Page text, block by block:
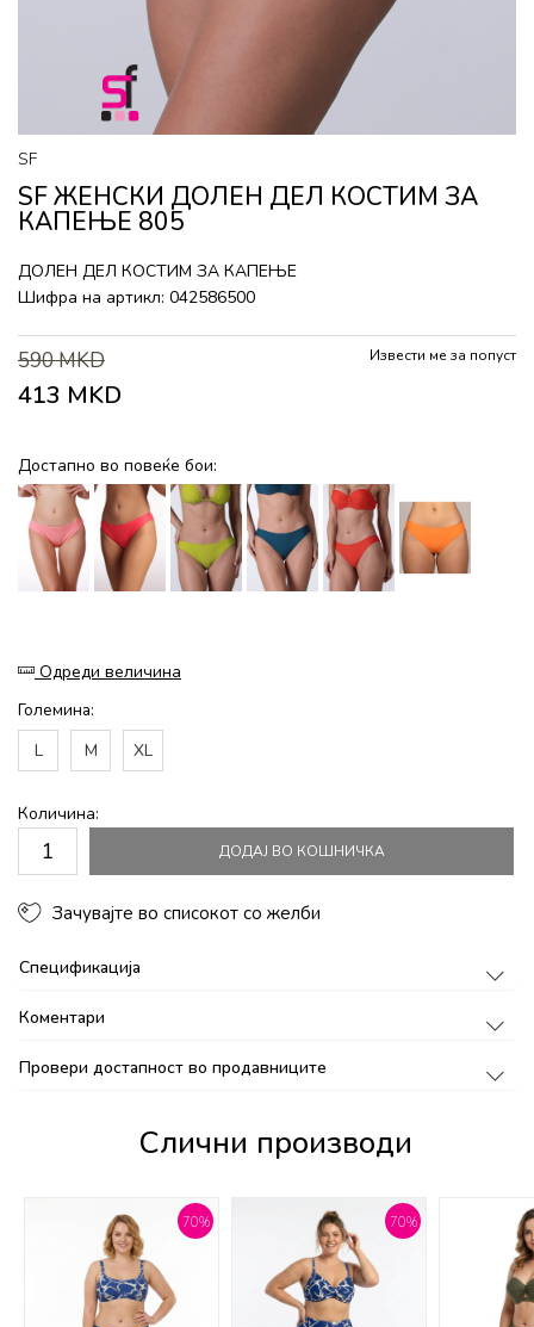
SF
SF ЖЕНСКИ ДОЛЕН ДЕЛ КОСТИМ ЗА
КАПЕЊЕ 805
ДОЛЕН ДЕЛ КОСТИМ ЗА КАПЕЊЕ
Шифра на артикл: 042586500
590MKD
413 MKD
Извести ме за попуст
Достапно во повеќе бои:
Одреди величина
Големина:
L
M XL
Количина:
ДОДАЈ ВО КОШНИЧКА
Зачувајте во списокот со желби
Спецификација
Коментари
Провери достапност во продавниците
Слични производи
70% 70%